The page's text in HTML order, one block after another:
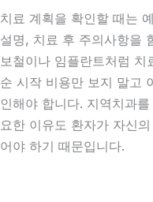
치료 계획을 확인할 때는
설명, 치료 후 주의사항을
보철이나 임플란트처럼
순 시작 비용만 보지 말고
인해야 합니다. 지역치과
요한 이유도 환자가 자신
어야 하기 때문입니다.